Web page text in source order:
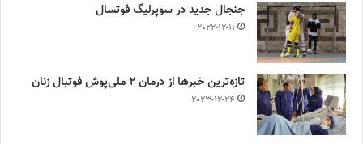
جنجال جدید در سوپرلیگ فوتسال
2022-12-11
تازه‌ترین خبرها از درمان ۲ ملی‌پوش فوتبال زنان
2023-12-24